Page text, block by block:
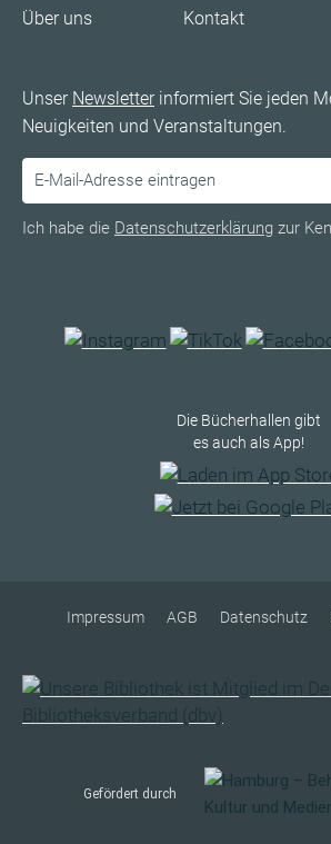
Über uns Kontakt
Unser Newsletterinformiert Sie jeden
Neuigkeiten und Veranstaltungen.
Ich habe die Datenschutzerklärung zur
Die Bücherhallen gibt
es auch als App!
Impressum AGB Datenschutz
Gefördert durch